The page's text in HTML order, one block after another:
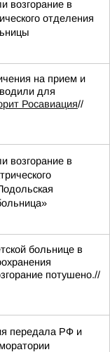
возгорание в
отделения
на прием и
для
Росавиация//
возгорание в
больнице в
потушено.//
передала РФ и